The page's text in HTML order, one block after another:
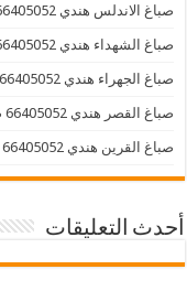
صباغ الاندلس هندي 66405052 صباغ منازل و ابواب وشبابيك
صباغ الشهداء هندي 66405052 صباغ منازل و ابواب وشبابيك
صباغ الجهراء هندي 66405052 صباغ منازل و ابواب وشبابيك
صباغ القصر هندي 66405052 صباغ منازل و ابواب وشبابيك
صباغ القرين هندي 66405052 صباغ منازل و ابواب وشبابيك
أحدث التعليقات